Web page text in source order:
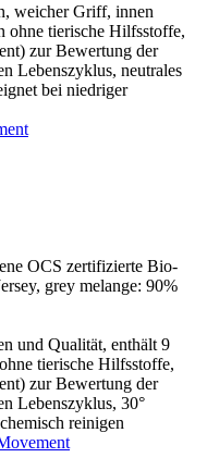
weicher Griff, innen
ohne tierische Hilfsstoffe,
zur Bewertung der
Lebenszyklus, neutrales
bei niedriger
OCS zertifizierte Bio-
grey melange: 90%
und Qualität, enthält 9
tierische Hilfsstoffe,
zur Bewertung der
Lebenszyklus, 30°
reinigen